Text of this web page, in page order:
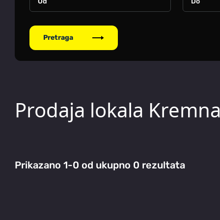
Pretraga
Prodaja lokala Kremna
Prikazano 1-0 od ukupno 0 rezultata